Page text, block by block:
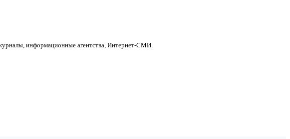
информационные агентства, Интернет-СМИ.